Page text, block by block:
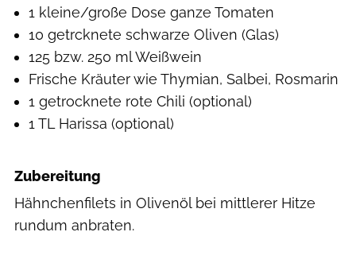
1 kleine/große Dose ganze Tomaten
10 getrcknete schwarze Oliven (Glas)
125 bzw. 250 ml Weißwein
Frische Kräuter wie Thymian, Salbei, Rosmarin
1 getrocknete rote Chili (optional)
1 TL Harissa (optional)
Zubereitung
Hähnchenfilets in Olivenöl bei mittlerer Hitze
rundum anbraten.